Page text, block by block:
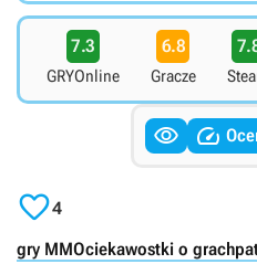
7.3
GRYOnline
6.8
Gracze
 
4
gry MMOciekawostki o grach